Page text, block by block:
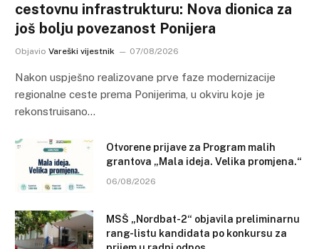
cestovnu infrastrukturu: Nova dionica za
još bolju povezanost Ponijera
Objavio Vareški vijestnik 07/08/2026
Nakon uspješno realizovane prve faze modernizacije
regionalne ceste prema Ponijerima, u okviru koje je
rekonstruisano…
Otvorene prijave za Program malih
grantova „Mala ideja. Velika promjena.“
06/08/2026
MSŠ „Nordbat-2“ objavila preliminarnu
rang-listu kandidata po konkursu za